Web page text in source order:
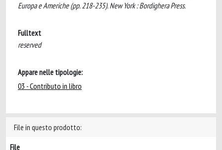
Europa e Americhe (pp. 218-235). New York : Bordighera Press.
Fulltext
reserved
Appare nelle tipologie:
03 - Contributo in libro
File in questo prodotto:
File